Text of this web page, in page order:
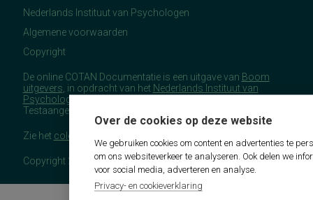
Over de cookies op deze website
We gebruiken cookies om content en advertenties te
om ons websiteverkeer te analyseren. Ook delen we
voor social media, adverteren en analyse.
Privacy- en cookieverklaring
Nederlands Instituut van Psychologen
Algemene voorwaarden
Copyright
De online COTAN Documentatie is een uitgave van Boom
uitgevers , in opdracht van het Nederlands Instituut van
Psychologen(NIP), namens de Commissie
Testaangelegenheden Nederland (COTAN).
Zie het colofon
Copyright 2026 - COTAN Documentatie